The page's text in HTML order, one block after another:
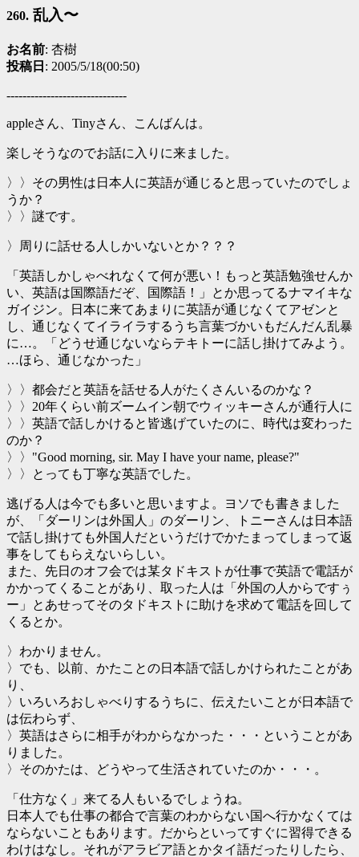
260. 乱入〜
お名前: 杏樹
投稿日 : 2005/5/18(00:50)
------------------------------
appleさん、Tinyさん、こんばんは。
楽しそうなのでお話に入りに来ました。
〉〉その男性は日本人に英語が通じると思っていたのでしょ
うか？
〉〉謎です。
〉周りに話せる人しかいないとか？？？
「英語しかしゃべれなくて何が悪い！もっと英語勉強せんか
い、英語は国際語だぞ、国際語！」とか思ってるナマイキな
ガイジン。日本に来てあまりに英語が通じなくてアゼンと
し、通じなくてイライラするうち言葉づかいもだんだん乱暴
に…。「どうせ通じないならテキトーに話し掛けてみよう。
…ほら、通じなかった」
〉〉都会だと英語を話せる人がたくさんいるのかな？
〉〉20年くらい前ズームイン朝でウィッキーさんが通行人に
〉〉英語で話しかけると皆逃げていたのに、時代は変わった
のか？
〉〉"Good morning, sir. May I have your name, please?"
〉〉とっても丁寧な英語でした。
逃げる人は今でも多いと思いますよ。ヨソでも書きました
が、「ダーリンは外国人」のダーリン、トニーさんは日本語
で話し掛けても外国人だというだけでかたまってしまって返
事をしてもらえないらしい。
また、先日のオフ会では某タドキストが仕事で英語で電話が
かかってくることがあり、取った人は「外国の人からですぅ
ー」とあせってそのタドキストに助けを求めて電話を回して
くるとか。
〉わかりません。
〉でも、以前、かたことの日本語で話しかけられたことがあ
り、
〉いろいろおしゃべりするうちに、伝えたいことが日本語で
は伝わらず、
〉英語はさらに相手がわからなかった・・・ということがあ
りました。
〉そのかたは、どうやって生活されていたのか・・・。
「仕方なく」来てる人もいるでしょうね。
日本人でも仕事の都合で言葉のわからない国へ行かなくては
ならないこともあります。だからといってすぐに習得できる
わけはなし。それがアラビア語とかタイ語だったりしたら、